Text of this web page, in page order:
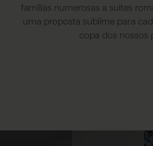
famílias numerosas a suites
uma proposta sublime para
copa dos nossos